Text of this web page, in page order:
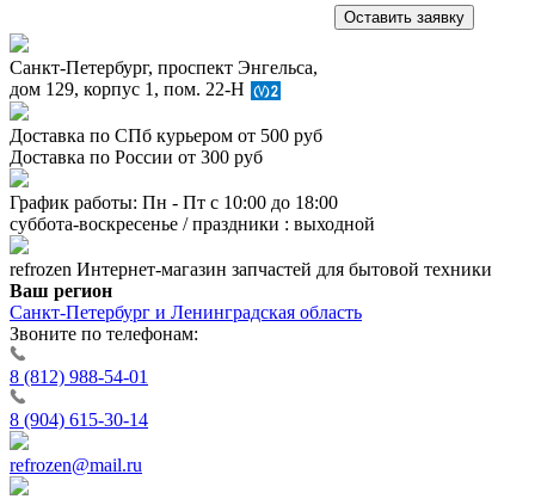
Санкт-Петербург, проспект Энгельса,
дом 129, корпус 1, пом. 22-Н
Доставка по СПб курьером от 500 руб
Доставка по России от 300 руб
График работы: Пн - Пт с 10:00 до 18:00
суббота-воскресенье / праздники : выходной
refrozen Интернет-магазин запчастей для бытовой техники
Ваш регион
Санкт-Петербург и Ленинградская область
Звоните по телефонам:
8 (812) 988-54-01
8 (904) 615-30-14
refrozen@mail.ru